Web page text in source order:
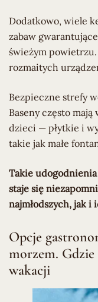
Dodatkowo, wiele
zabaw
świeżym
rozmaitych
Bezpieczne strefy
Baseny często
dzieci — płytkie i
takie jak małe
Takie
staje się
najmłodszych, jak i
Opcje
morzem. Gdzie
wakacji